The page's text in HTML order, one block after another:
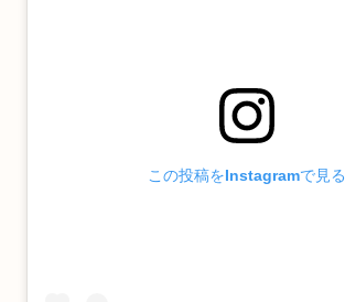
この投稿をInstagramで見る